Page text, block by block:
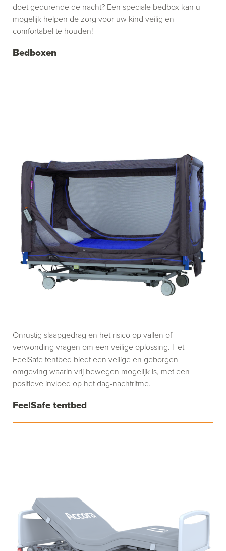
Bedboxen
doet gedurende de nacht? Een speciale bedbox kan u
mogelijk helpen de zorg voor uw kind veilig en
comfortabel te houden!
FeelSafe tentbed
Onrustig slaapgedrag en het risico op vallen of
verwonding vragen om een veilige oplossing. Het
FeelSafe tentbed biedt een veilige en geborgen
omgeving waarin vrij bewegen mogelijk is, met een
positieve invloed op het dag-nachtritme.